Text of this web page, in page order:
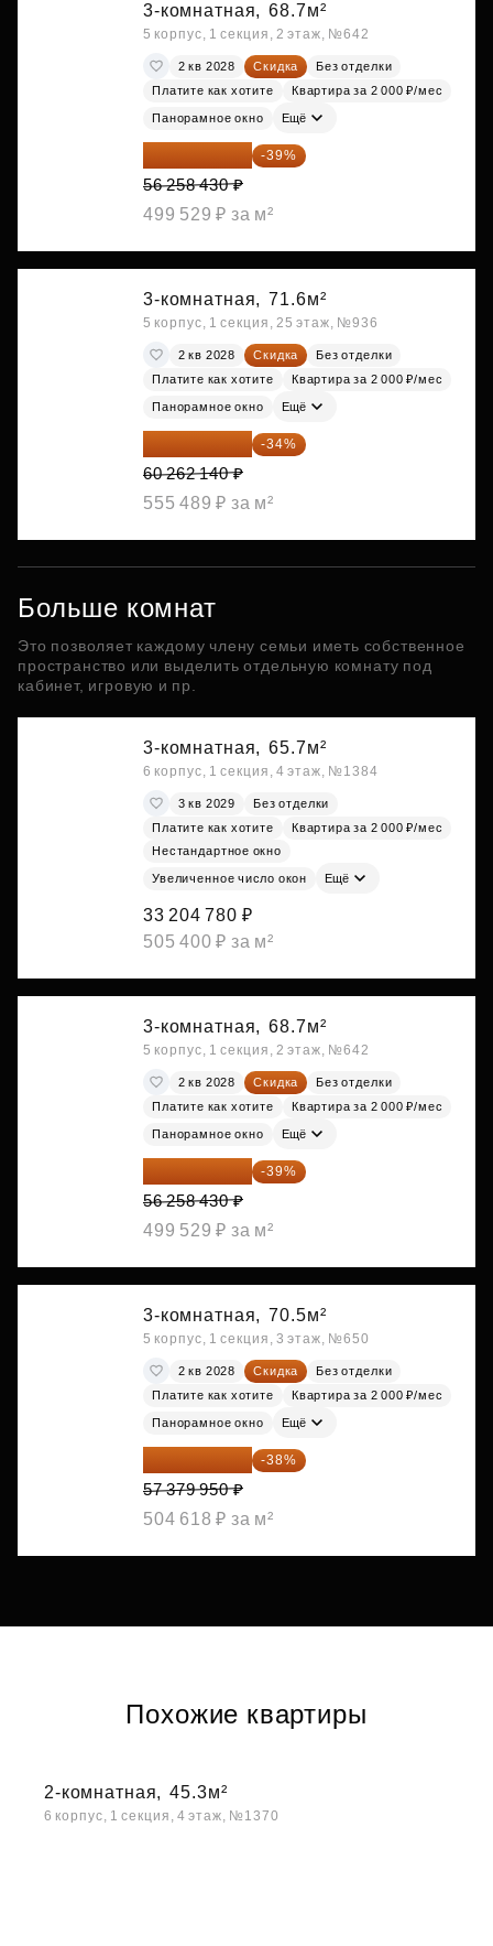
3-комнатная, 68.7м²
5 корпус, 1 секция, 2 этаж, №642
2 кв 2028 Скидка
Без отделки
Платите как хотите
Квартира за 2 000 ₽/мес
Панорамное окно Ещё
34 317 642 ₽ -39%
56 258 430 ₽
499 529 ₽ за м²
3-комнатная, 71.6м²
5 корпус, 1 секция, 25 этаж, №936
2 кв 2028 Скидка
Без отделки
Платите как хотите
Квартира за 2 000 ₽/мес
Панорамное окно Ещё
39 773 012 ₽ -34%
60 262 140 ₽
555 489 ₽ за м²
Больше комнат
Это позволяет каждому члену семьи иметь собственное
пространство или выделить отдельную комнату под
кабинет, игровую и пр.
3-комнатная, 65.7м²
6 корпус, 1 секция, 4 этаж, №1384
3 кв 2029
Без отделки
Платите как хотите
Квартира за 2 000 ₽/мес
Нестандартное окно
Увеличенное число окон Ещё
33 204 780 ₽
505 400 ₽ за м²
3-комнатная, 68.7м²
5 корпус, 1 секция, 2 этаж, №642
2 кв 2028 Скидка
Без отделки
Платите как хотите
Квартира за 2 000 ₽/мес
Панорамное окно Ещё
34 317 642 ₽ -39%
56 258 430 ₽
499 529 ₽ за м²
3-комнатная, 70.5м²
5 корпус, 1 секция, 3 этаж, №650
2 кв 2028 Скидка
Без отделки
Платите как хотите
Квартира за 2 000 ₽/мес
Панорамное окно Ещё
35 575 569 ₽ -38%
57 379 950 ₽
504 618 ₽ за м²
Похожие квартиры
2-комнатная, 45.3м²
6 корпус, 1 секция, 4 этаж, №1370